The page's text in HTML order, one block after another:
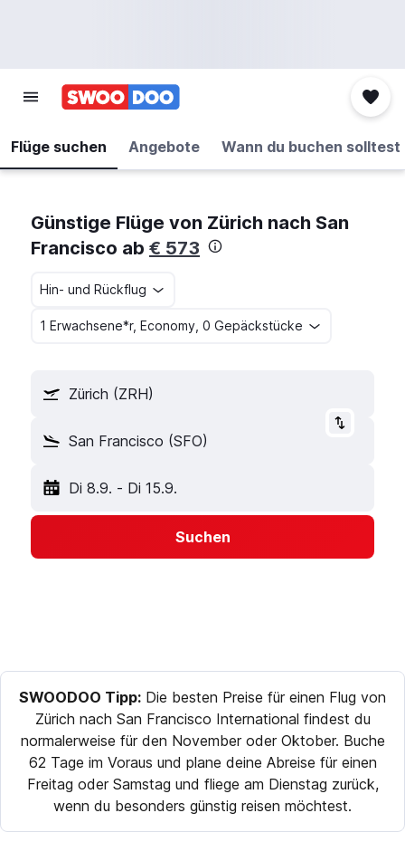
Flüge suchen Angebote Wann du buchen solltest
Günstige Flüge von Zürich nach San
Francisco ab € 573
Hin- und Rückflug
1 Erwachsene*r, Economy, 0 Gepäckstücke
Zürich (ZRH)
San Francisco (SFO)
Di 8.9. - Di 15.9.
Suchen
SWOODOO Tipp: Die besten Preise für einen Flug von
Zürich nach San Francisco International findest du
normalerweise für den November oder Oktober. Buche
62 Tage im Voraus und plane deine Abreise für einen
Freitag oder Samstag und fliege am Dienstag zurück,
wenn du besonders günstig reisen möchtest.